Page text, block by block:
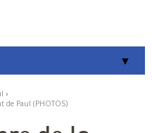
›
de Paul (PHOTOS)